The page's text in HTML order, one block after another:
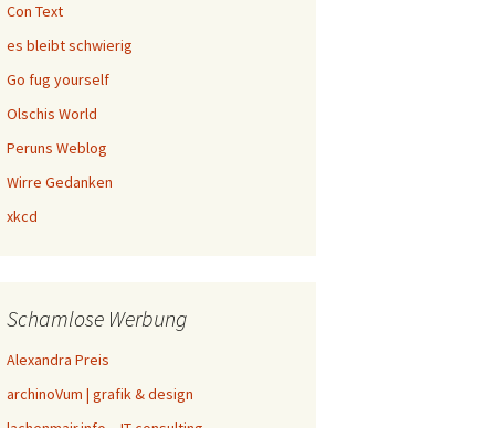
Con Text
es bleibt schwierig
Go fug yourself
Olschis World
Peruns Weblog
Wirre Gedanken
xkcd
Schamlose Werbung
Alexandra Preis
archinoVum | grafik & design